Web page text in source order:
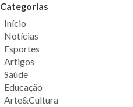
Categorias
Início
Notícias
Esportes
Artigos
Saúde
Educação
Arte&Cultura